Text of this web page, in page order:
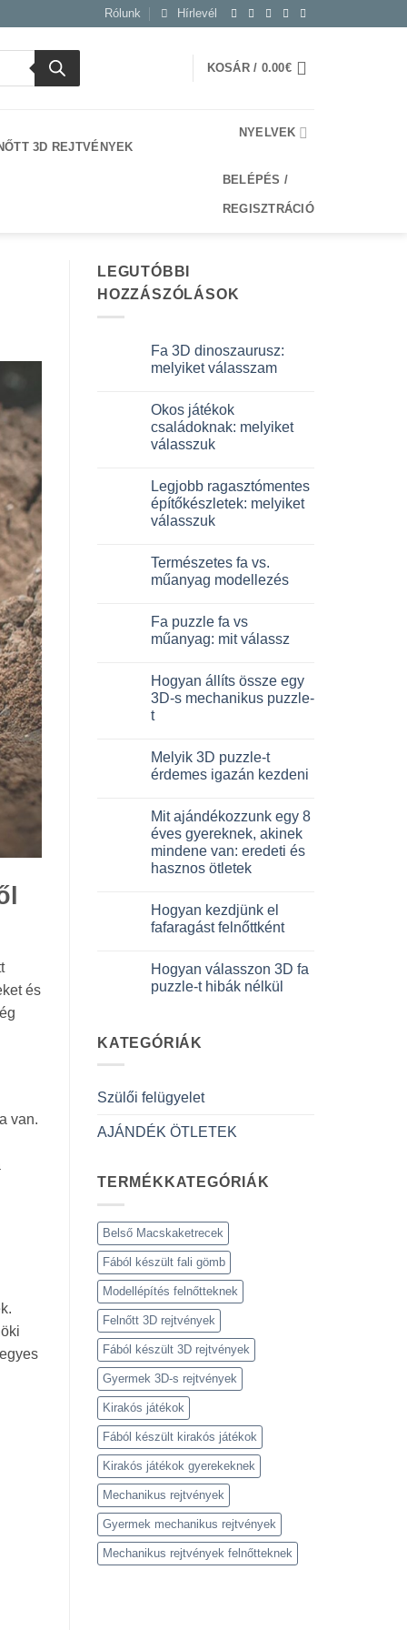
Rólunk Hírlevél
KOSÁR / 0.00€
3D REJTVÉNYEK
NYELVEK
BELÉPÉS /
REGISZTRÁCIÓ
és
van.
LEGUTÓBBI
HOZZÁSZÓLÁSOK
Fa 3D dinoszaurusz:
melyiket válasszam
a(z)
Dinosauro
3D
in
scegliere
bejegyzéshez
Okos játékok
családoknak: melyiket
válasszuk
a(z)
Giochi
intelligenti
per
scegliere
bejegyzéshez
Legjobb ragasztómentes
építőkészletek: melyiket
válasszuk
a(z)
Migliori
kit
colla:
quali
scegliere
Természetes fa vs.
műanyag modellezés
a(z)
Legno
naturale
modellismo
bejegyzéshez
Fa puzzle fa vs
műanyag: mit válassz
a(z)
Puzzle
legno
vs
scegliere
bejegyzéshez
Hogyan állíts össze egy
3D-s mechanikus puzzle-
t
a(z)
Come
assemblare
3D
meccanico
bejegyzéshez
Melyik 3D puzzle-t
érdemes igazán kezdeni
a(z)
Quale
puzzle
3D
per
iniziare
Mit ajándékozzunk egy 8
éves gyereknek, akinek
mindene van: eredeti és
hasznos ötletek
a(z)
Cosa
regalare
bambino
8
tutto:
idee
bejegyzéshez
Hogyan kezdjünk el
fafaragást felnőttként
a(z)
Come
iniziare
bejegyzéshez
Hogyan válasszon 3D fa
puzzle-t hibák nélkül
Come
scegliere
senza
bejegyzéshez
KATEGÓRIÁK
Szülői felügyelet
AJÁNDÉK ÖTLETEK
TERMÉKKATEGÓRIÁK
Belső Macskaketrecek
Fából készült fali gömb
Modellépítés felnőtteknek
Felnőtt 3D rejtvények
Fából készült 3D rejtvények
Gyermek 3D-s rejtvények
Kirakós játékok
Fából készült kirakós játékok
Kirakós játékok gyerekeknek
Mechanikus rejtvények
Gyermek mechanikus rejtvények
Mechanikus rejtvények felnőtteknek